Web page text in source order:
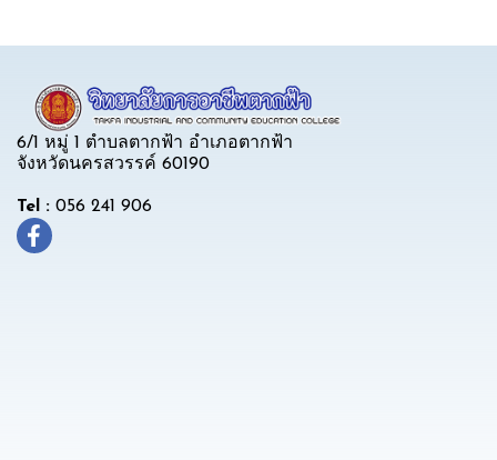
6/1 หมู่ 1 ตำบลตากฟ้า อำเภอตากฟ้า
จังหวัดนครสวรรค์ 60190
Tel : 056 241 906